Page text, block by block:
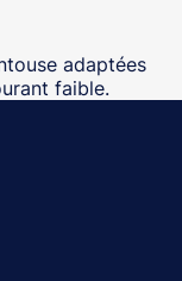
adaptées
faible.